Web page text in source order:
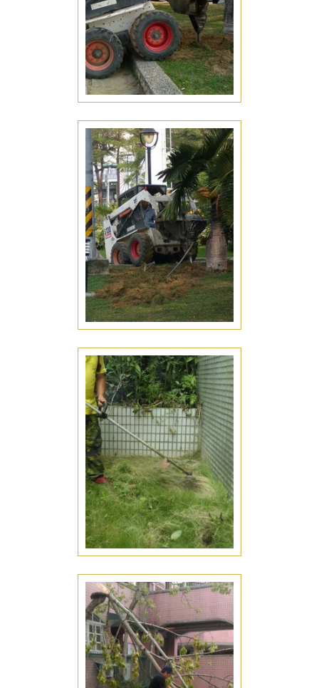
庭園佈置
台南仁德區庭園佈置
整地工程
台南仁德區整地工程
公園庭園維護
台南仁德區公園庭園維護